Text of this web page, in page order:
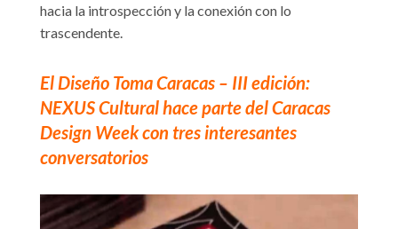
hacia la introspección y la conexión con lo
trascendente.
El Diseño Toma Caracas – III edición:
NEXUS Cultural hace parte del Caracas
Design Week con tres interesantes
conversatorios